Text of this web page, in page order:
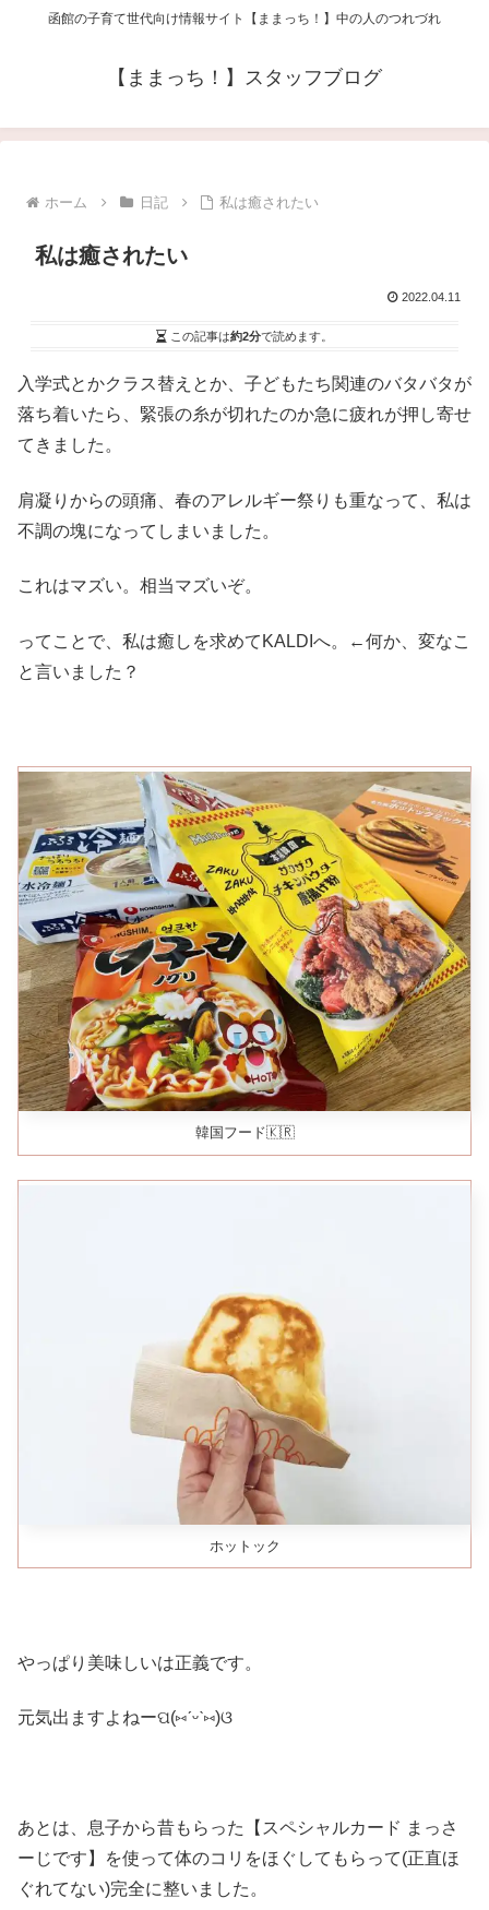
函館の子育て世代向け情報サイト【ままっち！】中の人のつれづれ
【ままっち！】スタッフブログ
ホーム 日記 私は癒されたい
私は癒されたい
2022.04.11
この記事は約2分で読めます。
入学式とかクラス替えとか、子どもたち関連のバタバタが
落ち着いたら、緊張の糸が切れたのか急に疲れが押し寄せ
てきました。
肩凝りからの頭痛、春のアレルギー祭りも重なって、私は
不調の塊になってしまいました。
これはマズい。相当マズいぞ。
ってことで、私は癒しを求めてKALDIへ。←何か、変なこ
と言いました？
韓国フード🇰🇷
ホットック
やっぱり美味しいは正義です。
元気出ますよねーପ(⑅ˊᵕˋ⑅)ଓ
あとは、息子から昔もらった【スペシャルカード まっさ
ーじです】を使って体のコリをほぐしてもらって(正直ほ
ぐれてない)完全に整いました。